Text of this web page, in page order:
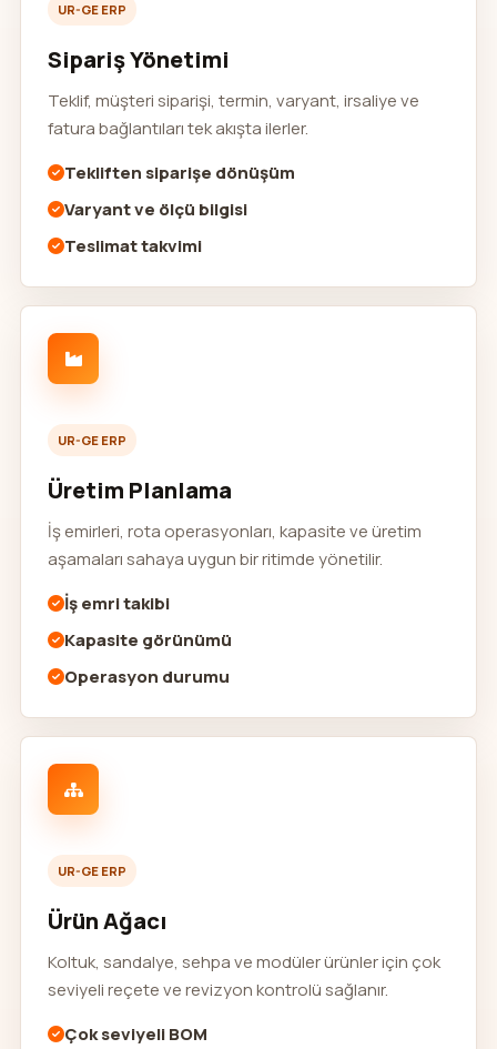
UR-GE ERP
Sipariş Yönetimi
Teklif, müşteri siparişi, termin, varyant, irsaliye ve
fatura bağlantıları tek akışta ilerler.
Tekliften siparişe dönüşüm
Varyant ve ölçü bilgisi
Teslimat takvimi
UR-GE ERP
Üretim Planlama
İş emirleri, rota operasyonları, kapasite ve üretim
aşamaları sahaya uygun bir ritimde yönetilir.
İş emri takibi
Kapasite görünümü
Operasyon durumu
UR-GE ERP
Ürün Ağacı
Koltuk, sandalye, sehpa ve modüler ürünler için çok
seviyeli reçete ve revizyon kontrolü sağlanır.
Çok seviyeli BOM